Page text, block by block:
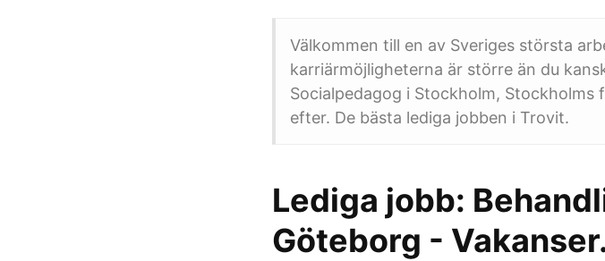
Välkommen till en av Sveriges största
karriärmöjligheterna är större än du
Socialpedagog i Stockholm,
efter. De bästa lediga jobben i Trovit.
Lediga jobb:
Göteborg -